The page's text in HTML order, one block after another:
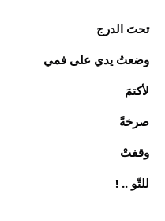
تحتَ الدرج
وضعتُ يدي على فمي
لأكتمَ
صرخةً
وقفتْ
للتّو .. !